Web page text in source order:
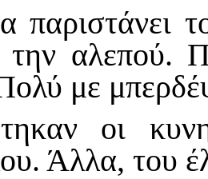
παριστάνει
την αλεπού.
με
οι
Άλλα, του